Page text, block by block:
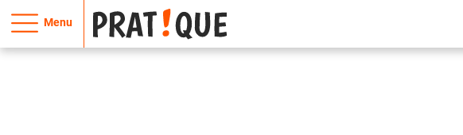
Menu